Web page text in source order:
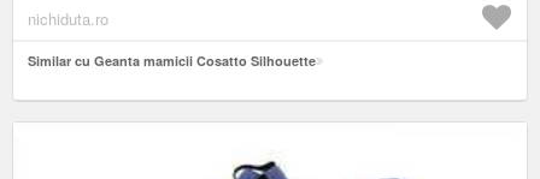
nichiduta.ro
Similar cu Geanta mamicii Cosatto Silhouette